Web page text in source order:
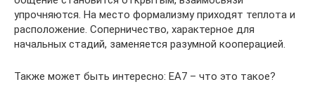
упрочняются. На место формализму приходят теплота и
расположение. Соперничество, характерное для
начальных стадий, заменяется разумной кооперацией.
Также может быть интересно: EA7 – что это такое?